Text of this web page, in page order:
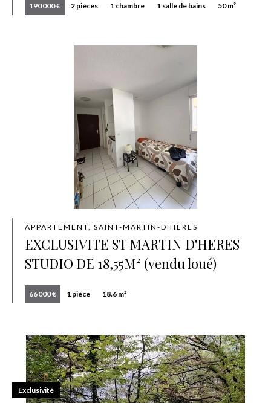
190 000 € 2 pièces 1 chambre 1 salle de bains 50 m²
APPARTEMENT, SAINT-MARTIN-D'HÈRES
EXCLUSIVITE ST MARTIN D'HERES
STUDIO DE 18,55M² (vendu loué)
66 000 € 1 pièce 18.6 m²
Exclusivité